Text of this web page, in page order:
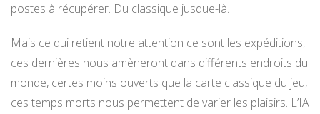
postes à récupérer. Du classique jusque-là.
Mais ce qui retient notre attention ce sont les expéditions,
ces dernières nous amèneront dans différents endroits du
monde, certes moins ouverts que la carte classique du jeu,
ces temps morts nous permettent de varier les plaisirs. L’IA